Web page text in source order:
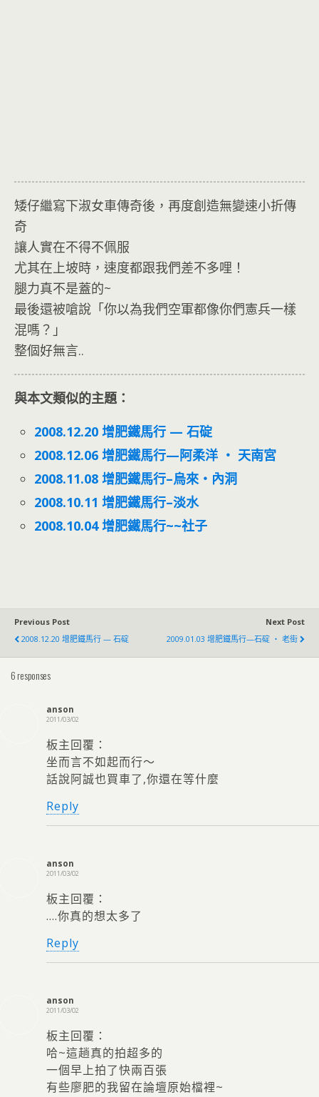
矮仔繼寫下淑女車傳奇後，再度創造無變速小折傳
奇
讓人實在不得不佩服
尤其在上坡時，速度都跟我們差不多哩！
腿力真不是蓋的~
最後還被嗆說「你以為我們空軍都像你們憲兵一樣
混嗎？」
整個好無言..
與本文類似的主題：
2008.12.20 增肥鐵馬行 — 石碇
2008.12.06 增肥鐵馬行—阿柔洋 ‧ 天南宮
2008.11.08 增肥鐵馬行–烏來‧內洞
2008.10.11 增肥鐵馬行–淡水
2008.10.04 增肥鐵馬行~~社子
Previous Post
2008.12.20 增肥鐵馬行 — 石碇
Next Post
2009.01.03 增肥鐵馬行—石碇 ‧ 老街
6 responses
anson
2011/03/02
板主回覆：
坐而言不如起而行～
話說阿誠也買車了,你還在等什麼
Reply
anson
2011/03/02
板主回覆：
….你真的想太多了
Reply
anson
2011/03/02
板主回覆：
哈~這趟真的拍超多的
一個早上拍了快兩百張
有些廖肥的我留在論壇原始檔裡~